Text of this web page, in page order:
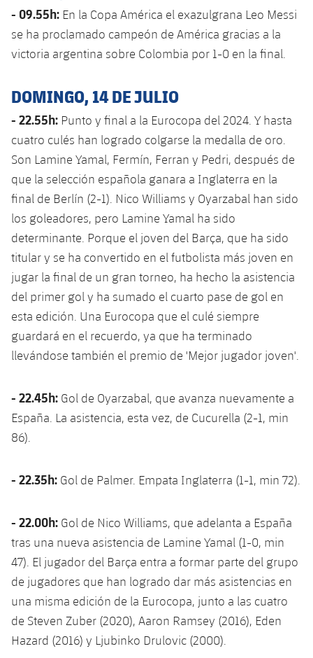
plusicon
más
Spotify Camp Nou
Palau Blaugrana
Estadi Johan Cruyff
Barça Cafe
Ciutat Esportiva
La Masia
plusicon
más
Servicios
Servicios Médicos
Accesibilidad
plusicon
más
Instalaciones
SUB13
SUB12
SUB11 A
SUB11 B
SUB10 A
SUB10 B
SUB9 A
SUB9 B
SUB8 A
SUB8 B
SUB13 B
SUB11 C
Entradas
Resultados
Clasificación
Jugadores
Fotos
Historia
Palmarés
Barça Atlètic
Cadete B
Infantil A
Infantil B
Mini
Campus Verano
PLUSICON
MÁS
Actualidad
Calendario
Entradas
Resultados
Clasificaciones
Jugadores
Historia
Palmarés
Barça Atlètic
plusicon
más
Actualidad
Calendario
Resultados
Clasificaciones
Jugadores
Fotos
Base
plusicon
más
Actualidad
Cadete A
Cadete B
Infantil A
PLUSICON
Primer equipo
plusicon
más
Actualidad
Calendario
Entradas
Clasificaciones
Fotos
Palmarés
Historia
Barça Atlètic
plusicon
más
Actualidad
Calendario
Jugadores
Base
plusicon
más
Actualidad
Cadete
Alevín
Campus Verano
PLUSICON
MÁS
Primer equipo
Entradas
Resultados
Clasificaciones
Jugadores
Resultados
Jugadores
Clasificaciones
Actualidad
Barça C
Junior
Juvenil
Campus Verano
PLUSICON
MÁS
plusicon
más
Noticias
Atletismo
- 09.55h: En la Copa América el exazulgrana Leo Messi
se ha proclamado campeón de América gracias a la
victoria argentina sobre Colombia por 1-0 en la final.
DOMINGO, 14 DE JULIO
- 22.55h: Punto y final a la Eurocopa del 2024. Y hasta
cuatro culés han logrado colgarse la medalla de oro.
Son Lamine Yamal, Fermín, Ferran y Pedri, después de
que la selección española ganara a Inglaterra en la
final de Berlín (2-1). Nico Williams y Oyarzabal han sido
los goleadores, pero Lamine Yamal ha sido
determinante. Porque el joven del Barça, que ha sido
titular y se ha convertido en el futbolista más joven en
jugar la final de un gran torneo, ha hecho la asistencia
del primer gol y ha sumado el cuarto pase de gol en
esta edición. Una Eurocopa que el culé siempre
guardará en el recuerdo, ya que ha terminado
llevándose también el premio de 'Mejor jugador joven'.
- 22.45h: Gol de Oyarzabal, que avanza nuevamente a
España. La asistencia, esta vez, de Cucurella (2-1, min
86).
- 22.35h: Gol de Palmer. Empata Inglaterra (1-1, min 72).
- 22.00h: Gol de Nico Williams, que adelanta a España
tras una nueva asistencia de Lamine Yamal (1-0, min
47). El jugador del Barça entra a formar parte del grupo
de jugadores que han logrado dar más asistencias en
una misma edición de la Eurocopa, junto a las cuatro
de Steven Zuber (2020), Aaron Ramsey (2016), Eden
Hazard (2016) y Ljubinko Drulovic (2000).